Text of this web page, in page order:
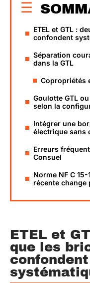
ETEL et GTL :
confondent
Séparation
dans la GTL
Copropriétés
Goulotte GTL
selon la
Intégrer une
électrique sans
Erreurs
Consuel
Norme NF C
récente change
ETEL et
que les
confondent